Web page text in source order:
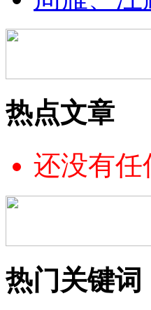
热点文章
还没有任
热门关键词